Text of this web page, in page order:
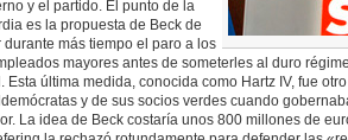
y el partido. El punto de la
es la propuesta de Beck de
durante más tiempo el paro a los
mayores antes de someterles al duro
Esta última medida, conocida como Hartz IV, fue
y de sus socios verdes cuando
La idea de Beck costaría unos 800 millones de